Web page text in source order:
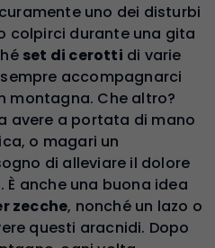
uno dei disturbi
colpirci durante una gita
set di cerotti di varie
accompagnarci
montagna. Che altro?
avere a portata di mano
o magari un
di alleviare il dolore
anche una buona idea
zecche, nonché un lazo o
questi aracnidi. Dopo